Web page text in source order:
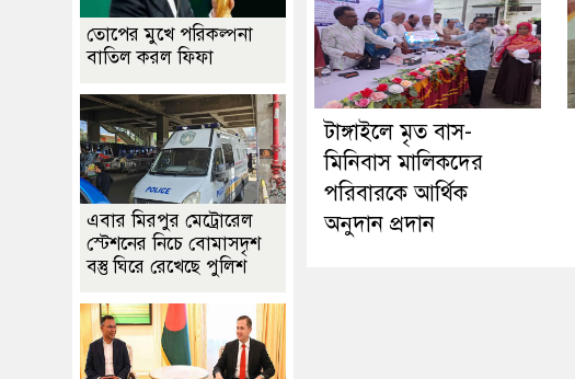
টাঙ্গাইলে মৃত বাস-
মিনিবাস মালিকদের
পরিবারকে আর্থিক
অনুদান প্রদান
তোপের মুখে পরিকল্পনা
বাতিল করল ফিফা
এবার মিরপুর মেট্রোরেল
স্টেশনের নিচে বোমাসদৃশ
বস্তু ঘিরে রেখেছে পুলিশ